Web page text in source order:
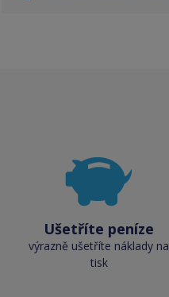
Ušetříte peníze
výrazně ušetříte náklady na
tisk